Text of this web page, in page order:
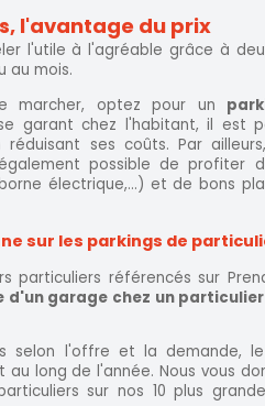
l'avantage du prix
l'utile à l'agréable grâce à
au mois.
marcher, optez pour un
garant chez l'habitant, il est
ses coûts. Par
possible de profiter
électrique,...) et de bons
sur les parkings de
particuliers référencés sur
d'un garage chez un
selon l'offre et la demande,
long de l'année. Nous vous
sur nos 10 plus